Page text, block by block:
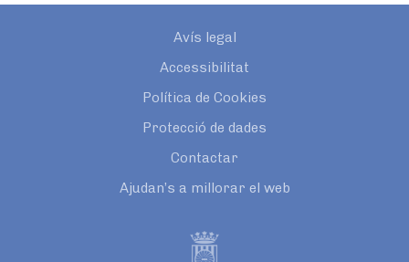
Avís legal
Accessibilitat
Política de Cookies
Protecció de dades
Contactar
Ajudan’s a millorar el web